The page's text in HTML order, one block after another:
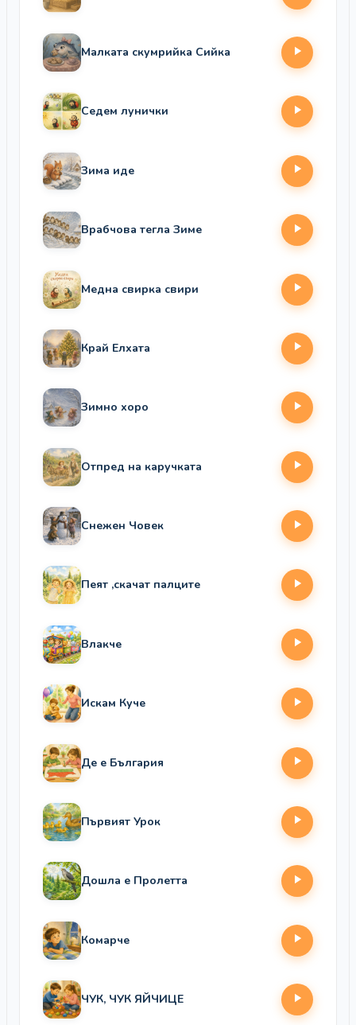
Малката скумрийка Сийка
Седем лунички
Зима иде
Врабчова тегла Зиме
Медна свирка свири
Край Елхата
Зимно хоро
Отпред на каручката
Снежен Човек
Пеят ,скачат палците
Влакче
Искам Куче
Де е България
Първият Урок
Дошла е Пролетта
Комарче
ЧУК, ЧУК ЯЙЧИЦЕ